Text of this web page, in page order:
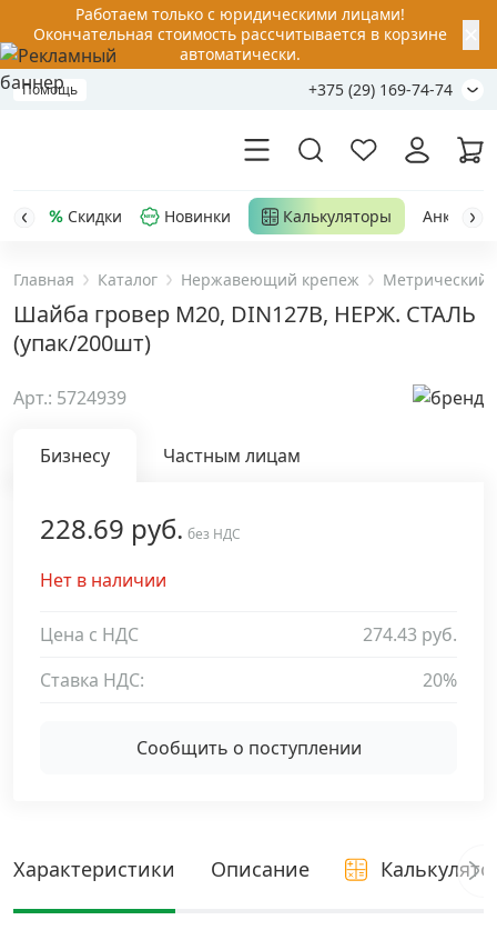
Работаем только с юридическими лицами!
Окончательная стоимость рассчитывается в корзине
автоматически.
Помощь +375 (29) 169-74-74
Акции
Распродажа
Уценка
Анкерная техника
Дюбельная техника
Хомуты и шуруп-шпильки
Скидки Новинки Калькуляторы Анкер-
Главная Каталог Нержавеющий крепеж Метрический
Шайба гровер М20, DIN127B, НЕРЖ. СТАЛЬ
(упак/200шт)
Арт.: 5724939
Бизнесу Частным лицам
228.69 руб. без НДС
Нет в наличии
Цена с НДС
274.43 руб.
Ставка НДС:
20%
Сообщить о поступлении
Характеристики Описание